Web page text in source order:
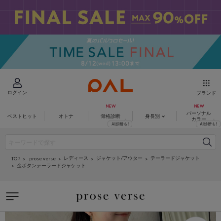
ログイン ブランド
ベストヒット オトナ 骨格診断 身長別
パーソナル
カラー
TOP prose verse レディース ジャケット/アウター
テーラードジャケット
金ボタンテーラードジャケット